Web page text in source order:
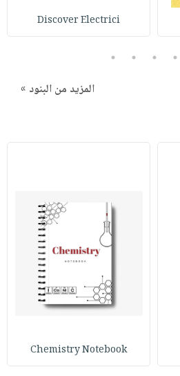
Discover Electrici
2
3
4
5
المزيد من البنود »
Chemistry Notebook